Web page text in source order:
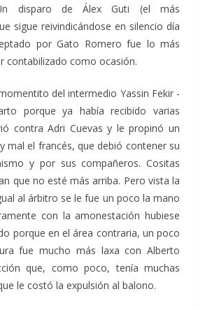
disparo de Álex Guti (el más
sigue reivindicándose en silencio día
por Gato Romero fue lo más
contabilizado como ocasión.
del intermedio Yassin Fekir -
porque ya había recibido varias
contra Adri Cuevas y le propinó un
mal el francés, que debió contener su
y por sus compañeros. Cositas
que no esté más arriba. Pero vista la
al árbitro se le fue un poco la mano
con la amonestación hubiese
porque en el área contraria, un poco
fue mucho más laxa con Alberto
que, como poco, tenía muchas
le costó la expulsión al balono.